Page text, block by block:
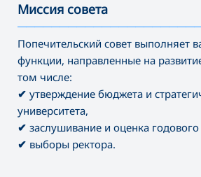
Миссия совета
Попечительский совет выполняет
функции, направленные на
том числе:
✔ утверждение бюджета и
университета,
✔ заслушивание и оценка годового
✔ выборы ректора.